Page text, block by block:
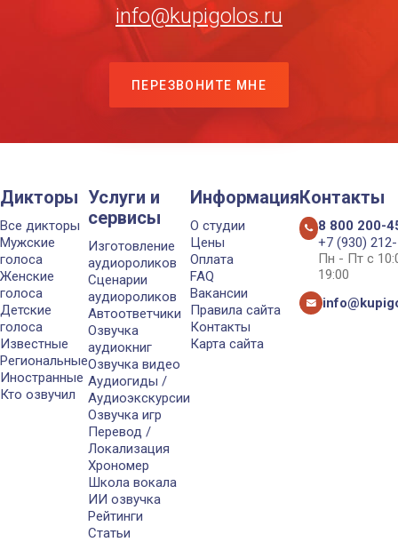
info@kupigolos.ru
ПЕРЕЗВОНИТЕ МНЕ
Дикторы
Все дикторы
Мужские
голоса
Женские
голоса
Детские
голоса
Известные
Региональные
Иностранные
Кто озвучил
Услуги и
сервисы
Изготовление
аудиороликов
Сценарии
аудиороликов
Автоответчики
Озвучка
аудиокниг
Озвучка видео
Аудиогиды /
Аудиоэкскурсии
Озвучка игр
Перевод /
Локализация
Хрономер
Школа вокала
ИИ озвучка
Рейтинги
Статьи
Информация
О студии
Цены
Оплата
FAQ
Вакансии
Правила сайта
Контакты
Карта сайта
Контакты
8 800 200-
+7 (930)
Пн - Пт с
19:00